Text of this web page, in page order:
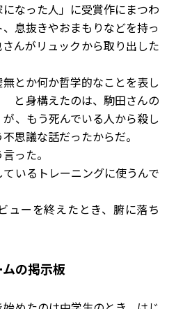
なった人」に受賞作にまつわ
息抜きやおまもりなどを持っ
んがリュックから取り出した
とか何か哲学的なことを表し
身構えたのは、駒田さんの
、もう死んでいる人から殺し
思議な話だったからだ。
った。
ているトレーニングに使うんで
ューを終えたとき、腑に落ち
の掲示板